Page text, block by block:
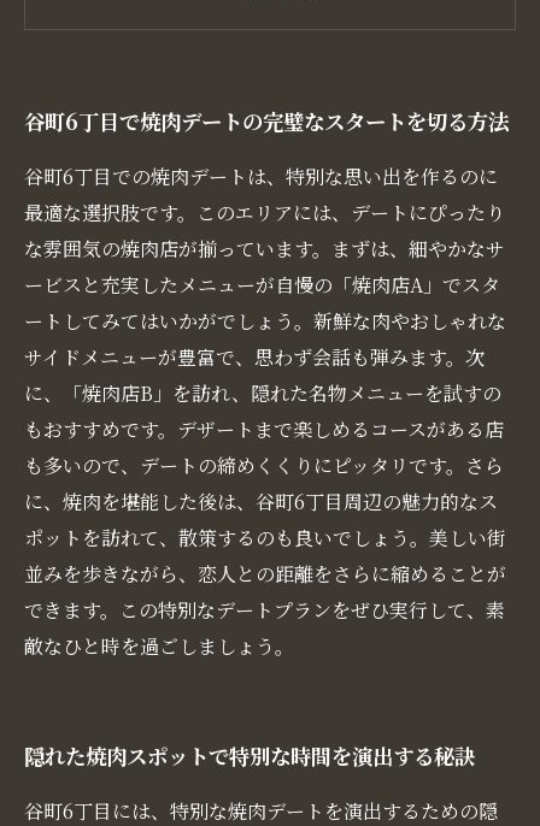
焼肉デートの締めくくりにぴったりなデザート
選び
谷町6丁目での焼肉デート後に楽しむ散策スポッ
ト
恋人との距離を縮める谷町6丁目の焼肉デート計
画
谷町6丁目で焼肉デートの完璧なスタートを切る方法
谷町6丁目での焼肉デートは、特別な思い出を作るのに
最適な選択肢です。このエリアには、デートにぴったり
な雰囲気の焼肉店が揃っています。まずは、細やかなサ
ービスと充実したメニューが自慢の「焼肉店A」でスタ
ートしてみてはいかがでしょう。新鮮な肉やおしゃれな
サイドメニューが豊富で、思わず会話も弾みます。次
に、「焼肉店B」を訪れ、隠れた名物メニューを試すの
もおすすめです。デザートまで楽しめるコースがある店
も多いので、デートの締めくくりにピッタリです。さら
に、焼肉を堪能した後は、谷町6丁目周辺の魅力的なス
ポットを訪れて、散策するのも良いでしょう。美しい街
並みを歩きながら、恋人との距離をさらに縮めることが
できます。この特別なデートプランをぜひ実行して、素
敵なひと時を過ごしましょう。
隠れた焼肉スポットで特別な時間を演出する秘訣
谷町6丁目には、特別な焼肉デートを演出するための隠